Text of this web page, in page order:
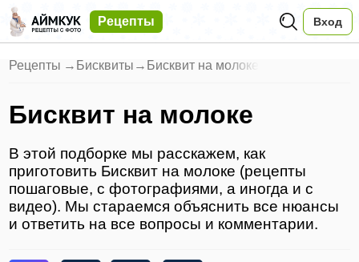
Рецепты Вход
Рецепты → Бисквиты → Бисквит на молоке
Бисквит на молоке
В этой подборке мы расскажем, как
приготовить Бисквит на молоке (рецепты
пошаговые, с фотографиями, а иногда и с
видео). Мы стараемся объяснить все нюансы
и ответить на все вопросы и комментарии.